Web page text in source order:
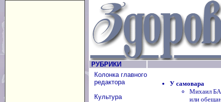
РУБРИКИ
Колонка главного
редактора
Культура
У самовара
Михаил
или